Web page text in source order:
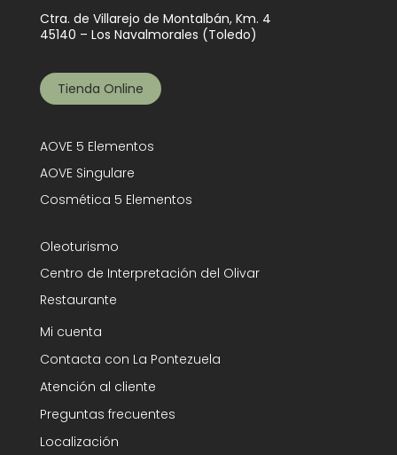
Ctra. de Villarejo de Montalbán, Km. 4
45140 – Los Navalmorales (Toledo)
Tienda Online
AOVE 5 Elementos
AOVE Singulare
Cosmética 5 Elementos
Oleoturismo
Centro de Interpretación del Olivar
Restaurante
Mi cuenta
Contacta con La Pontezuela
Atención al cliente
Preguntas frecuentes
Localización